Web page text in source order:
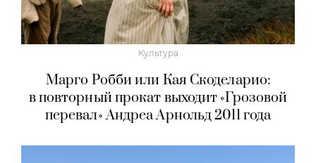
Культура
Марго Робби или Кая Скоделарио:
в повторный прокат выходит «Грозовой
перевал» Андреа Арнольд 2011 года